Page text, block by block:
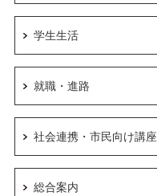
学生生活
就職・進路
社会連携・市民向け講座
総合案内